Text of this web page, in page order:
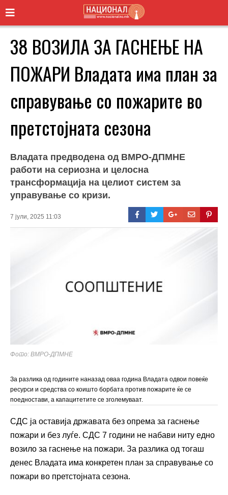
38 ВОЗИЛА ЗА ГАСНЕЊЕ НА
ПОЖАРИ Владата има план за
справување со пожарите во
претстојната сезона
Владата предводена од ВМРО-ДПМНЕ
работи на сериозна и целосна
трансформација на целиот систем за
управување со кризи.
7 јули, 2025 11:03
Фото: ВМРО-ДПМНЕ
За разлика од годините наназад оваа година Владата одвои повеќе
ресурси и средства со коишто борбата против пожарите ќе се
поедностави, а капацитетите се зголемуваат.
СДС ја оставија државата без опрема за гаснење
пожари и без луѓе. СДС 7 години не набави ниту едно
возило за гаснење на пожари. За разлика од тогаш
денес Владата има конкретен план за справување со
пожари во претстојната сезона.